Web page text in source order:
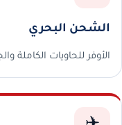
الشحن البحري
الأوفر للحاويات الكاملة